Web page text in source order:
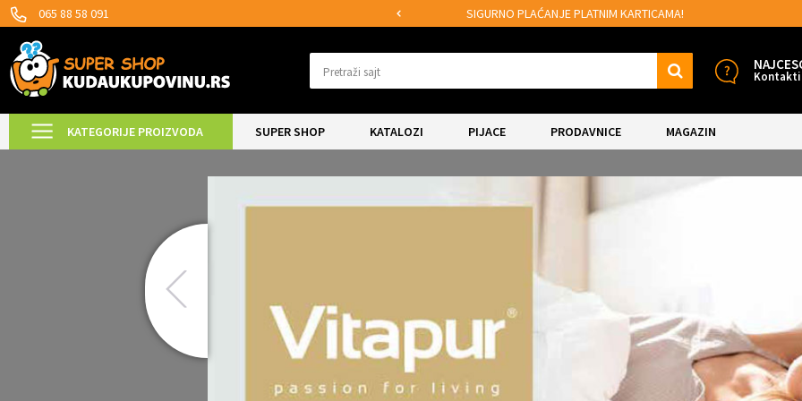
065 88 58 091 MOGUĆNOST BESPLATNE ISPORUKE!
Pretraži sajt
KATEGORIJE PROIZVODA SUPER SHOP KATALOZI PIJACE PRODAVNICE MAGAZIN